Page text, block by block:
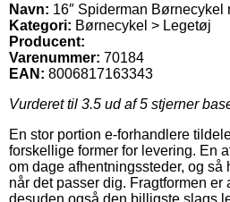
Navn: 16″ Spiderman Børnecykel
Kategori: Børnecykel > Legetøj
Producent:
Varenummer: 70184
EAN: 8006817163343
Vurderet til 3.5 ud af 5 stjerner
En stor portion e-forhandlere
forskellige former for levering. En
om dage afhentningssteder, og så
når det passer dig. Fragtformen er
desuden også den billigste slags